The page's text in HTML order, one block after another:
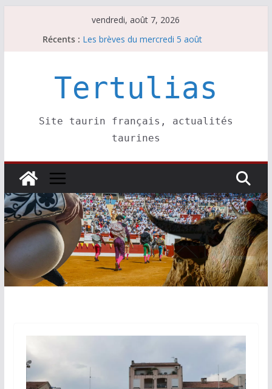
vendredi, août 7, 2026
Récents : Les brèves du mercredi 5 août
Escalafón 2026 – novilleros –
Les brèves du jeudi 6 août
Tertulias
Site taurin français, actualités
taurines